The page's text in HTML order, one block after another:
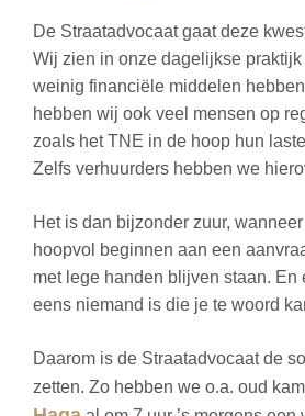
De Straatadvocaat gaat deze
Wij zien in onze dagelijkse
weinig financiële middelen
hebben wij ook veel mensen op
zoals het TNE in de hoop hun
Zelfs verhuurders hebben we
Het is dan bijzonder zuur,
hoopvol beginnen aan een
met lege handen blijven staan. En
eens niemand is die je te woord
Daarom is de Straatadvocaat de
zetten. Zo hebben we o.a. oud